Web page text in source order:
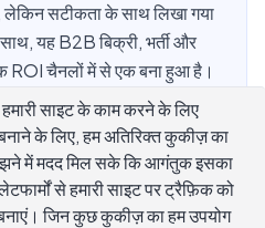
सटीकता के साथ लिखा गया
यह B2B बिक्री, भर्ती और
ROI चैनलों में से एक बना हुआ है।
पहले मसौदे से व्यक्तिगतकरण,
से एक ai cold email
आपकी आउटरीच एक जवाब
जाए।
साइट के काम करने के लिए
के लिए, हम अतिरिक्त कुकीज़ का
में मदद मिल सके कि आगंतुक इसका
से हमारी साइट पर ट्रैफ़िक को
जिन कुछ कुकीज़ का हम उपयोग